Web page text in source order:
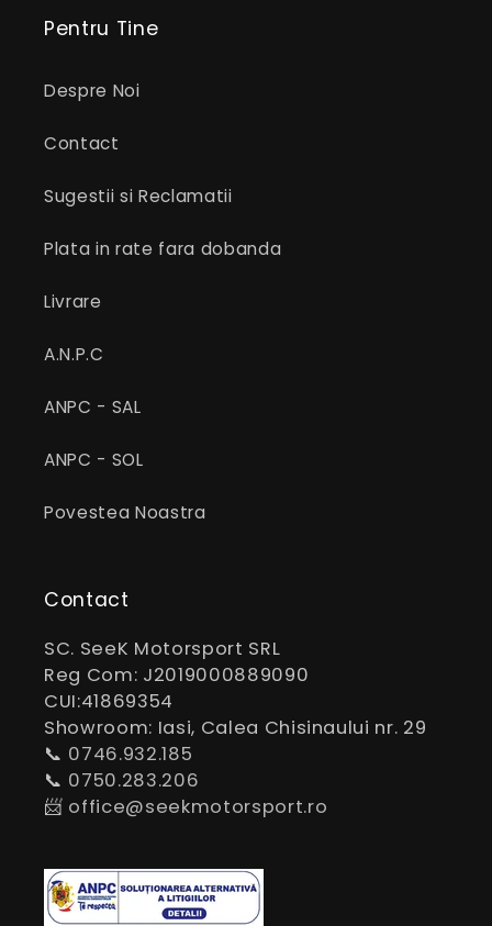
Pentru Tine
Despre Noi
Contact
Sugestii si Reclamatii
Plata in rate fara dobanda
Livrare
A.N.P.C
ANPC - SAL
ANPC - SOL
Povestea Noastra
Contact
SC. SeeK Motorsport SRL
Reg Com: J2019000889090
CUI:41869354
Showroom: Iasi, Calea Chisinaului nr. 29
📞 0746.932.185
📞 0750.283.206
📨 office@seekmotorsport.ro